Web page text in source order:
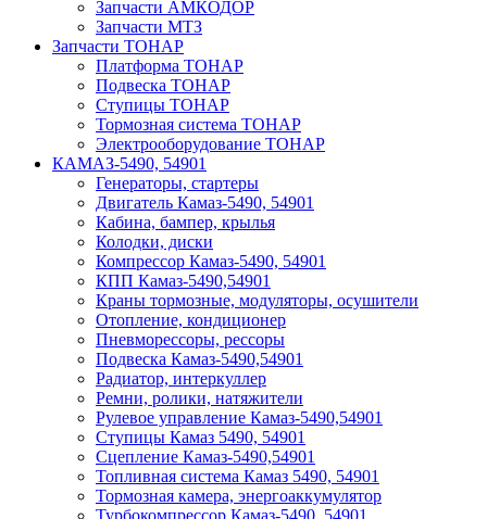
Запчасти АМКОДОР
Запчасти МТЗ
Запчасти ТОНАР
Платформа ТОНАР
Подвеска ТОНАР
Ступицы ТОНАР
Тормозная система ТОНАР
Электрооборудование ТОНАР
КАМАЗ-5490, 54901
Генераторы, стартеры
Двигатель Камаз-5490, 54901
Кабина, бампер, крылья
Колодки, диски
Компрессор Камаз-5490, 54901
КПП Камаз-5490,54901
Краны тормозные, модуляторы, осушители
Отопление, кондиционер
Пневморессоры, рессоры
Подвеска Камаз-5490,54901
Радиатор, интеркуллер
Ремни, ролики, натяжители
Рулевое управление Камаз-5490,54901
Ступицы Камаз 5490, 54901
Сцепление Камаз-5490,54901
Топливная система Камаз 5490, 54901
Тормозная камера, энергоаккумулятор
Турбокомпрессор Камаз-5490, 54901